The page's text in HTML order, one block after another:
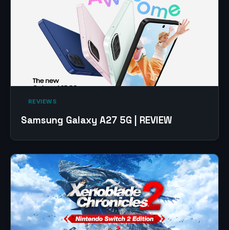
‎ REVIEWS‎
Samsung Galaxy A27 5G | REVIEW